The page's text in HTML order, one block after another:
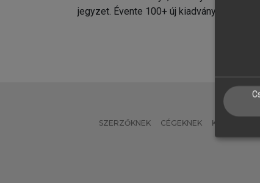
jegyzet. Évente 100+ új kiadvány.
SZERZŐKNEK CÉGEKNEK